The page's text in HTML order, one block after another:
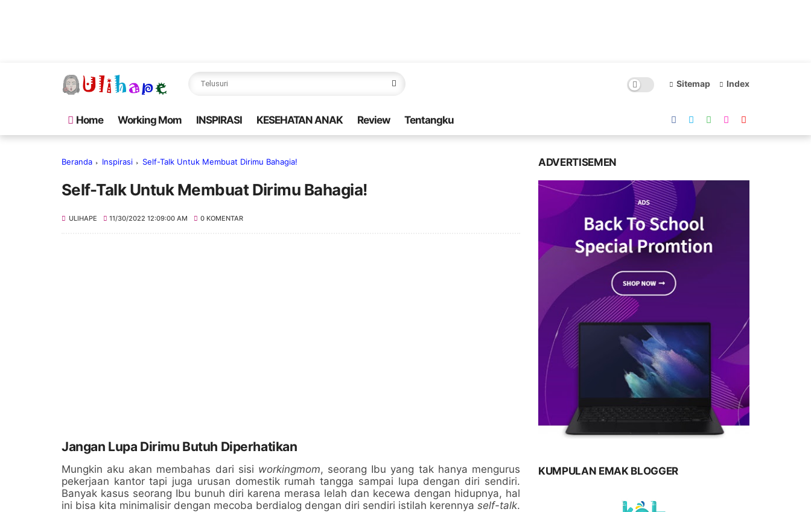
Sitemap Index
Home Working Mom INSPIRASI KESEHATAN ANAK Review Tentangku
Beranda Inspirasi Self-Talk Untuk Membuat Dirimu Bahagia!
Self-Talk Untuk Membuat Dirimu Bahagia!
ULIHAPE 11/30/2022 12:09:00 AM 0 KOMENTAR
Jangan Lupa Dirimu Butuh Diperhatikan
Mungkin aku akan membahas dari sisi workingmom, seorang Ibu yang tak hanya mengurus
pekerjaan kantor tapi juga urusan domestik rumah tangga sampai lupa dengan diri sendiri.
Banyak kasus seorang Ibu bunuh diri karena merasa lelah dan kecewa dengan hidupnya, hal
ini bisa kita minimalisir dengan mecoba berdialog dengan diri sendiri istilah kerennya self-talk.
ADVERTISEMEN
KUMPULAN EMAK BLOGGER